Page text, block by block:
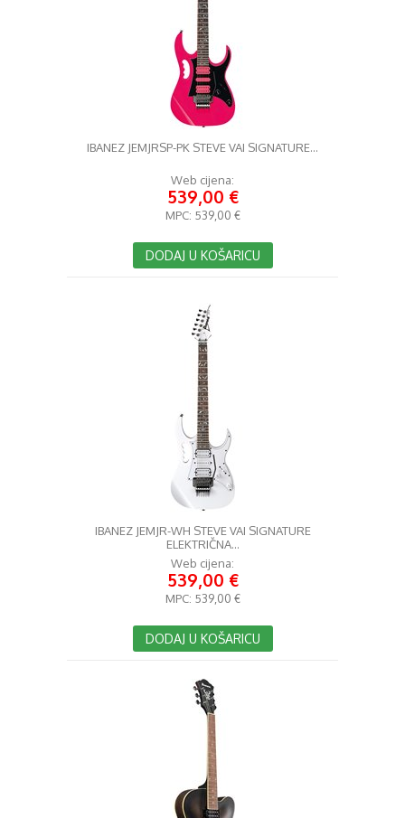
IBANEZ JEMJRSP-PK STEVE VAI SIGNATURE...
Web cijena:
539,00 €
MPC: 539,00 €
DODAJ U KOŠARICU
IBANEZ JEMJR-WH STEVE VAI SIGNATURE
ELEKTRIČNA...
Web cijena:
539,00 €
MPC: 539,00 €
DODAJ U KOŠARICU